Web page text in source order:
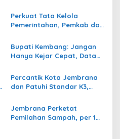
Perkuat Tata Kelola
Pemerintahan, Pemkab dan
Kerja Sama Hukum Datun
Bupati Kembang: Jangan
Hanya Kejar Cepat, Data
Objektif
Percantik Kota Jembrana
dan Patuhi Standar K3,
Keselamatan Kerja Jadi
Aturan Mutlak Rekanan
Jembrana Perketat
Pemilahan Sampah, per 1